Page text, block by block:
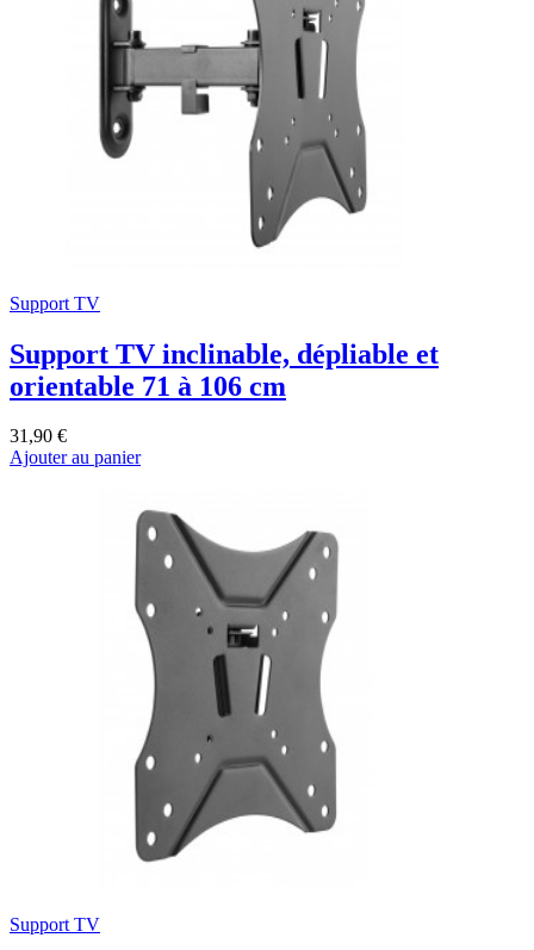
Support TV
Support TV inclinable, dépliable et
orientable 71 à 106 cm
31,90 €
Ajouter au panier
Support TV